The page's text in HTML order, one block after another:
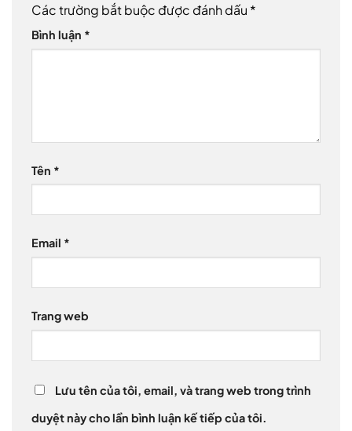
Các trường bắt buộc được đánh dấu *
Bình luận *
Tên *
Email *
Trang web
Lưu tên của tôi, email, và trang web trong trình
duyệt này cho lần bình luận kế tiếp của tôi.